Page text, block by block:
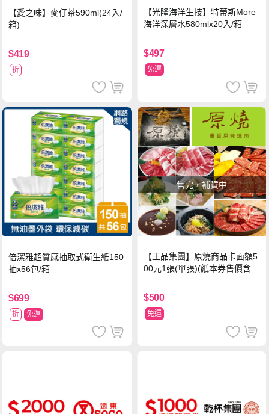
【愛之味】麥仔茶590ml(24入/
箱)
$419
折
【光隆海洋生技】特蒂斯More
海洋深層水580mlx20入/箱
$497
免運
倍潔雅超質感抽取式衛生紙150
抽x56包/箱
$699
折 免運
售完，補貨中
【王品集團】原燒商品卡面額5
00元1張(單張)(紙本券售價含平
$500
免運